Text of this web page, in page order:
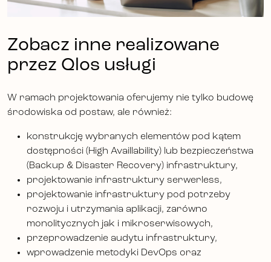
Zobacz inne realizowane
przez Qlos usługi
W ramach projektowania oferujemy nie tylko budowę
środowiska od postaw, ale również:
konstrukcję wybranych elementów pod kątem
dostępności (High Availlability) lub bezpieczeństwa
(Backup & Disaster Recovery) infrastruktury,
projektowanie infrastruktury serwerless,
projektowanie infrastruktury pod potrzeby
rozwoju i utrzymania aplikacji, zarówno
monolitycznych jak i mikroserwisowych,
przeprowadzenie audytu infrastruktury,
wprowadzenie metodyki DevOps oraz